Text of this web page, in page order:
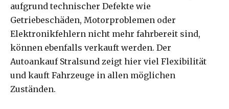
aufgrund technischer Defekte wie
Getriebeschäden, Motorproblemen oder
Elektronikfehlern nicht mehr fahrbereit sind,
können ebenfalls verkauft werden. Der
Autoankauf Stralsund zeigt hier viel Flexibilität
und kauft Fahrzeuge in allen möglichen
Zuständen.